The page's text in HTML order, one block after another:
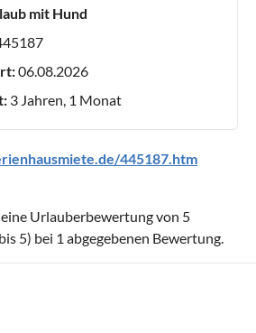
mit Hund
06.08.2026
3 Jahren, 1 Monat
445187.htm
Urlauberbewertung von 5
bis 5) bei 1 abgegebenen Bewertung.